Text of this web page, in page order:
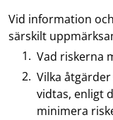
Vid information
särskilt
Vad riskerna
Vilka
vidtas, enligt
minimera